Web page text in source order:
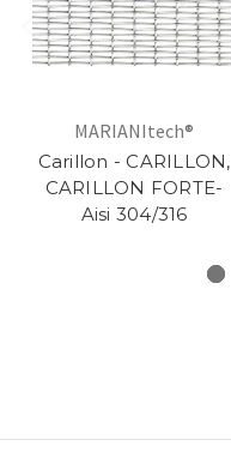
MARIANItech®
Carillon - CARILLON,
CARILLON FORTE-
Aisi 304/316